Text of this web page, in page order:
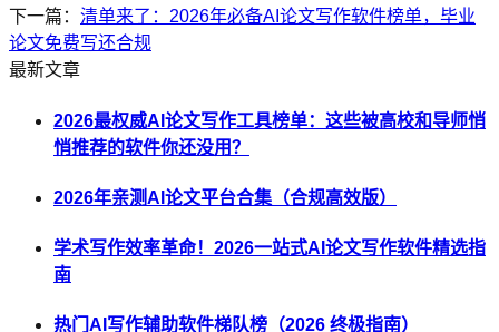
下一篇： 清单来了：2026年必备AI论文写作软件榜单，毕业
论文免费写还合规
最新文章
2026最权威AI论文写作工具榜单：这些被高校和导师悄
悄推荐的软件你还没用？
2026年亲测AI论文平台合集（合规高效版）
学术写作效率革命！2026一站式AI论文写作软件精选指
南
热门AI写作辅助软件梯队榜（2026 终极指南）